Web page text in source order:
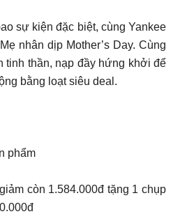
sự kiện đặc biệt, cùng Yankee
nhân dịp Mother’s Day. Cùng
tinh thần, nạp đầy hứng khởi để
bằng loạt siêu deal.
phẩm
còn 1.584.000đ tặng 1 chụp